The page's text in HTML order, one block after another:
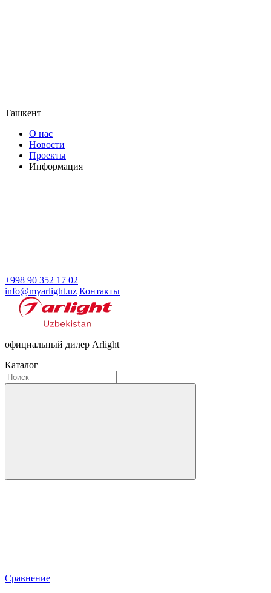
Ташкент
О нас
Новости
Проекты
Информация
+998 90 352 17 02
info@myarlight.uz Контакты
официальный дилер Arlight
Каталог
Сравнение